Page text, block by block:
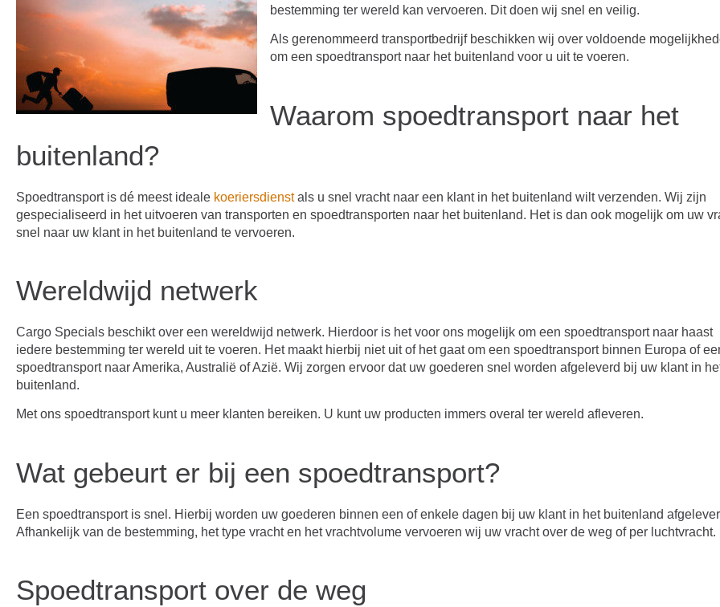
bestemming ter wereld kan vervoeren. Dit doen wij snel en veilig.
Als gerenommeerd transportbedrijf beschikken wij over voldoende
om een spoedtransport naar het buitenland voor u uit te voeren.
Waarom spoedtransport naar het
buitenland?
Spoedtransport is dé meest ideale koeriersdienstals u snel vracht naar een klant in het buitenland wilt verzenden. Wij zijn
gespecialiseerd in het uitvoeren van transporten en spoedtransporten naar het buitenland. Het is dan ook mogelijk om uw
snel naar uw klant in het buitenland te vervoeren.
Wereldwijd netwerk
Cargo Specials beschikt over een wereldwijd netwerk. Hierdoor is het voor ons mogelijk om een spoedtransport naar haast
iedere bestemming ter wereld uit te voeren. Het maakt hierbij niet uit of het gaat om een spoedtransport binnen Europa of
spoedtransport naar Amerika, Australië of Azië. Wij zorgen ervoor dat uw goederen snel worden afgeleverd bij uw klant in
buitenland.
Met ons spoedtransport kunt u meer klanten bereiken. U kunt uw producten immers overal ter wereld afleveren.
Wat gebeurt er bij een spoedtransport?
Een spoedtransport is snel. Hierbij worden uw goederen binnen een of enkele dagen bij uw klant in het buitenland
Afhankelijk van de bestemming, het type vracht en het vrachtvolume vervoeren wij uw vracht over de weg of per luchtvracht.
Spoedtransport over de weg